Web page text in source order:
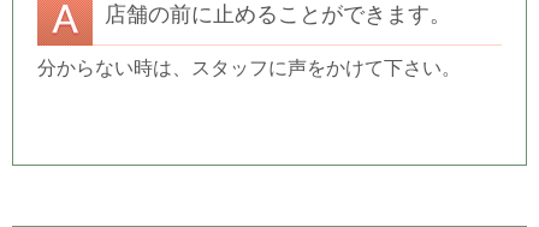
店舗の前に止めることができます。
分からない時は、スタッフに声をかけて下さい。